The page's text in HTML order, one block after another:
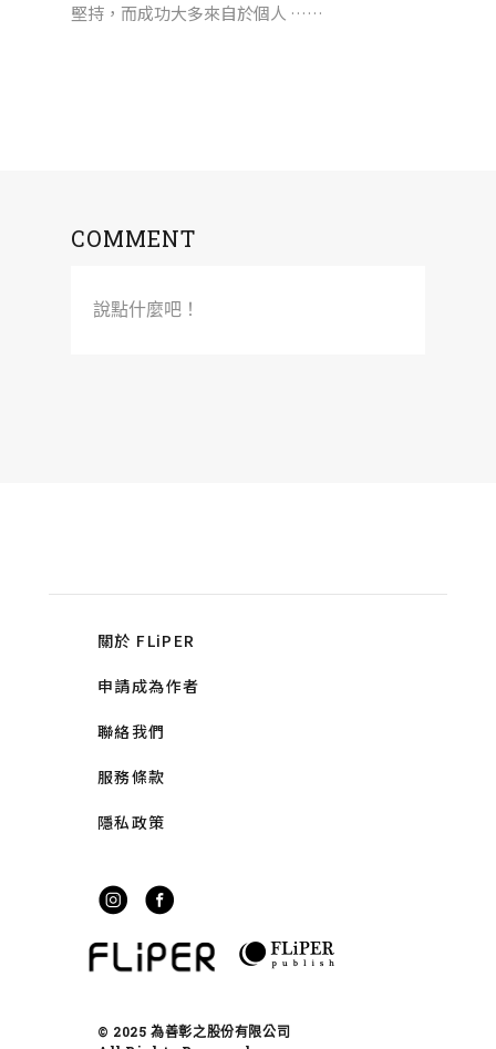
堅持，而成功大多來自於個人 ……
COMMENT
說點什麼吧！
關於 FLiPER
申請成為作者
聯絡我們
服務條款
隱私政策
© 2025 為善彰之股份有限公司